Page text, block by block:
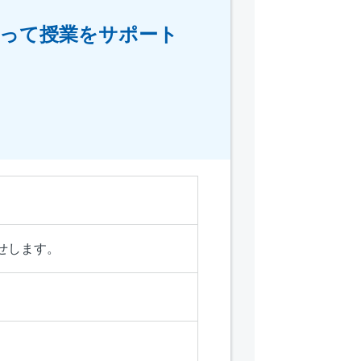
て授業をサポート
ます。